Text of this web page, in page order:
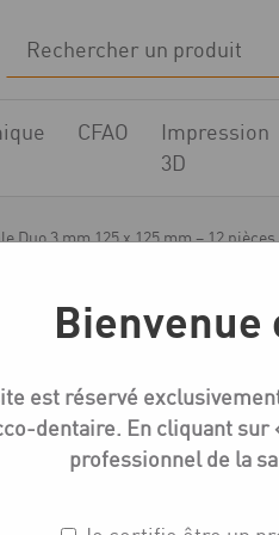
CFAO
Impression
3D
Duo 3 mm 125 x 125 mm – 12 pièces
Plaque
mm – 12
Bienvenue
est réservé
dentaire. En cliquant sur
professionnel de la